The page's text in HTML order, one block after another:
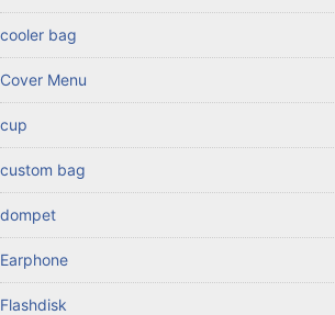
cooler bag
Cover Menu
cup
custom bag
dompet
Earphone
Flashdisk